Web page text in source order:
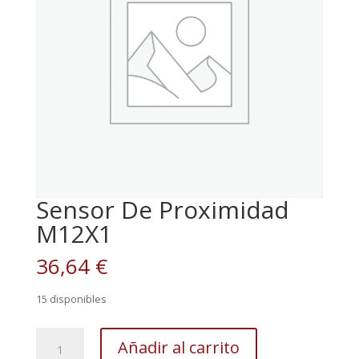
Sensor De Proximidad
M12X1
36,64 €
15 disponibles
Añadir al carrito